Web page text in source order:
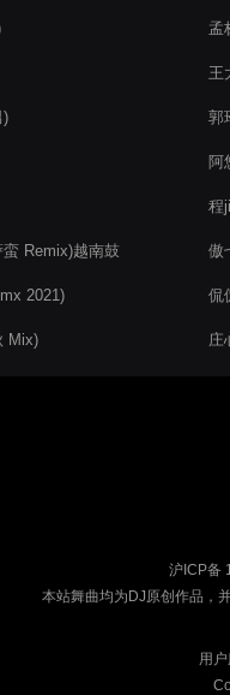
)
Remix)越南鼓
2021)
Mix)
孟
王
郭
阿
程
傲
侃
庄
沪ICP备
本站舞曲均为DJ原创作品，
用